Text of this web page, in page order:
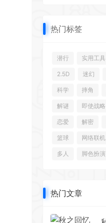
热门标签
潜行 实用工具
2.5D 迷幻
科学 摔角
解谜 即使战略
恋爱 解密
篮球 网络联机
多人 脚色扮演
热门文章
*
*